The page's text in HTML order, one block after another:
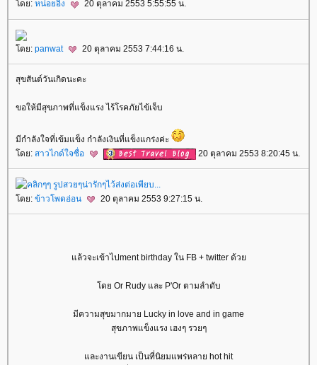
ดย: หน่อยอิง 20 ตุลาคม 2553 5:55:55 น.
ดย: panwat 20 ตุลาคม 2553 7:44:16 น.
สุขสันต์วันเกิดนะคะ
ขอให้มีสุขภาพที่แข็งแรง ไร้โรคภัยไข้เจ็บ
มีกำลังใจที่เข้มแข็ง กำลังเงินที่แข็งแกร่งค่ะ
ดย: สาวไกด์ใจซื่อ 20 ตุลาคม 2553 8:20:45 น.
ดย: ข้าวโพดอ่อน 20 ตุลาคม 2553 9:27:15 น.
ล้วจะเข้าไปment birthday ใน FB + twitter ด้ว
ดย Or Rudy และ P'Or ตามลำดับ
มีความสุขมากมาย Lucky in love and in game
สุขภาพแข็งแรง เฮงๆ รวยๆ
ละงานเขียน เป็นที่นิยมแพร่หลาย hot hit